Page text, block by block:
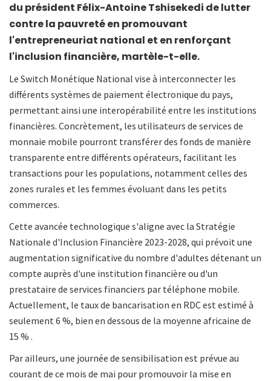
du président Félix-Antoine Tshisekedi de lutter
contre la pauvreté en promouvant
l'entrepreneuriat national et en renforçant
l'inclusion financière, martèle-t-elle.
Le Switch Monétique National vise à interconnecter les
différents systèmes de paiement électronique du pays,
permettant ainsi une interopérabilité entre les institutions
financières. Concrètement, les utilisateurs de services de
monnaie mobile pourront transférer des fonds de manière
transparente entre différents opérateurs, facilitant les
transactions pour les populations, notamment celles des
zones rurales et les femmes évoluant dans les petits
commerces.
Cette avancée technologique s'aligne avec la Stratégie
Nationale d'Inclusion Financière 2023-2028, qui prévoit une
augmentation significative du nombre d'adultes détenant un
compte auprès d'une institution financière ou d'un
prestataire de services financiers par téléphone mobile.
Actuellement, le taux de bancarisation en RDC est estimé à
seulement 6 %, bien en dessous de la moyenne africaine de
15 % .
Par ailleurs, une journée de sensibilisation est prévue au
courant de ce mois de mai pour promouvoir la mise en